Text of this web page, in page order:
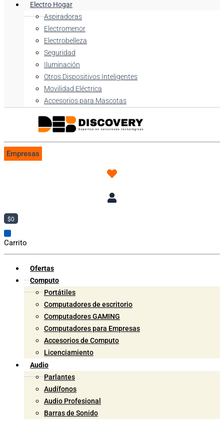
Electro Hogar
Aspiradoras
Electromenor
Electrobelleza
Seguridad
Iluminación
Otros Dispositivos Inteligentes
Movilidad Eléctrica
Accesorios para Mascotas
Empresas
$0
Carrito
Ofertas
Computo
Portátiles
Computadores de escritorio
Computadores GAMING
Computadores para Empresas
Accesorios de Computo
Licenciamiento
Audio
Parlantes
Audífonos
Audio Profesional
Barras de Sonido